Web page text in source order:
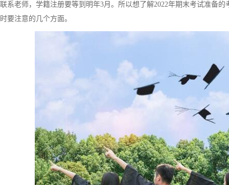
联系老师，学籍注册要等到明年3月。所以想了解2022年期末考试准备
时要注意的几个方面。